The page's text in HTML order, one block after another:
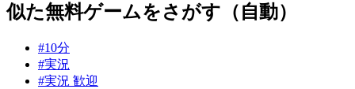
似た無料ゲームをさがす（自動）
#10分
#実況
#実況 歓迎